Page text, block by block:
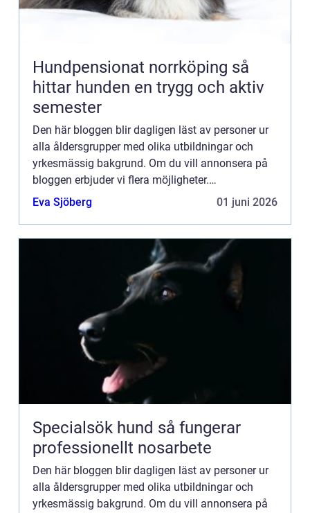
Hundpensionat norrköping så
hittar hunden en trygg och aktiv
semester
Den här bloggen blir dagligen läst av personer ur
alla åldersgrupper med olika utbildningar och
yrkesmässig bakgrund. Om du vill annonsera på
bloggen erbjuder vi flera möjligheter.
Bannerannonser är endast ett av alternativen.
Eva Sjöberg 01 juni 2026
Specialsök hund så fungerar
professionellt nosarbete
Den här bloggen blir dagligen läst av personer ur
alla åldersgrupper med olika utbildningar och
yrkesmässig bakgrund. Om du vill annonsera på